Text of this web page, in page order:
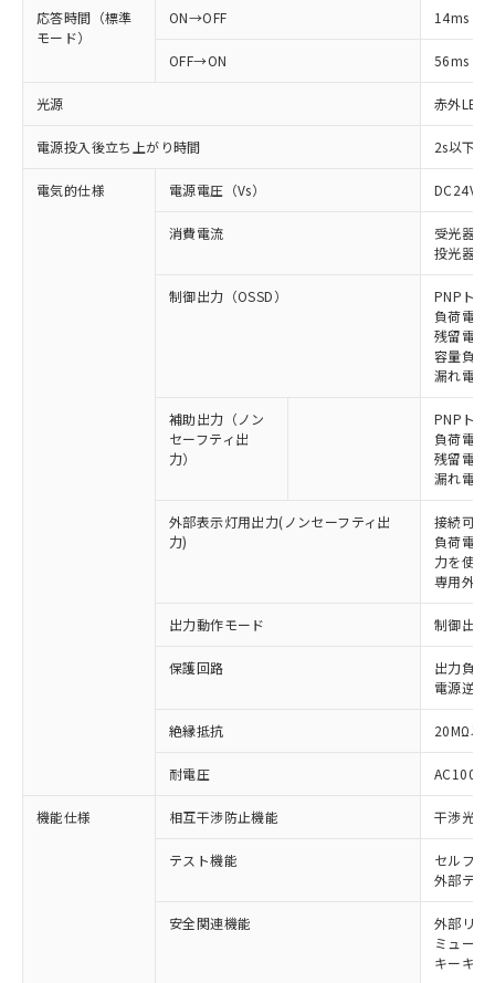
応答時間（標準
モード）
ON→OFF 14ms
OFF→ON 56ms
光源 赤外LED
電源投入後立ち上がり時間 2s以下(
電気的仕様 電源電圧（Vs）
消費電流
受光器:
投光器:
制御出力（OSSD）
PNPトラ
負荷電流
残留電圧
容量負荷
漏れ電流
補助出力（ノン
セーフティ出
力）
PNPトラ
負荷電流
残留電圧
漏れ電流
外部表示灯用出力(ノンセーフティ出
力)
接続可能
負荷電流
力を使用
専用外部
出力動作モード 制御出力
保護回路
出力負荷
電源逆接
絶縁抵抗 20MΩ以
耐電圧
機能仕様 相互干渉防止機能 干渉光回
テスト機能
セルフテ
外部テス
安全関連機能
外部リレ
ミューテ
キーキャ
ご利用条件
非含有に対応した製品が提供可能な商品で
対応予定：EU RoHS指令（10物質）の非含